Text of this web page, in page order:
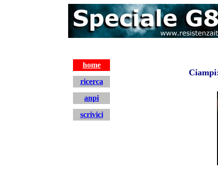
home
ricerca
anpi
scrivici